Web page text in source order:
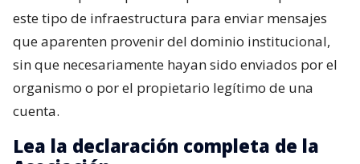
este tipo de infraestructura para enviar mensajes
que aparenten provenir del dominio institucional,
sin que necesariamente hayan sido enviados por el
organismo o por el propietario legítimo de una
cuenta.
Lea la declaración completa de la